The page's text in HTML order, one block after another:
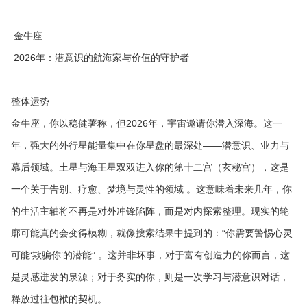
金牛座
2026年：潜意识的航海家与价值的守护者
整体运势
金牛座，你以稳健著称，但2026年，宇宙邀请你潜入深海。这一
年，强大的外行星能量集中在你星盘的最深处——潜意识、业力与
幕后领域。土星与海王星双双进入你的第十二宫（玄秘宫），这是
一个关于告别、疗愈、梦境与灵性的领域 。这意味着未来几年，你
的生活主轴将不再是对外冲锋陷阵，而是对内探索整理。现实的轮
廓可能真的会变得模糊，就像搜索结果中提到的：“你需要警惕心灵
可能‘欺骗你’的潜能” 。这并非坏事，对于富有创造力的你而言，这
是灵感迸发的泉源；对于务实的你，则是一次学习与潜意识对话，
释放过往包袱的契机。